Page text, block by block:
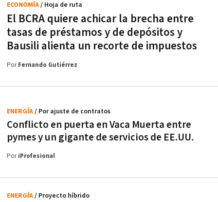
El BCRA quiere achicar la brecha entre
tasas de préstamos y de depósitos y
Bausili alienta un recorte de impuestos
ECONOMÍA/ Hoja de ruta
PorFernando Gutiérrez
Conflicto en puerta en Vaca Muerta entre
pymes y un gigante de servicios de EE.UU.
ENERGÍA/ Por ajuste de contratos
PoriProfesional
ENERGÍA/ Proyecto híbrido